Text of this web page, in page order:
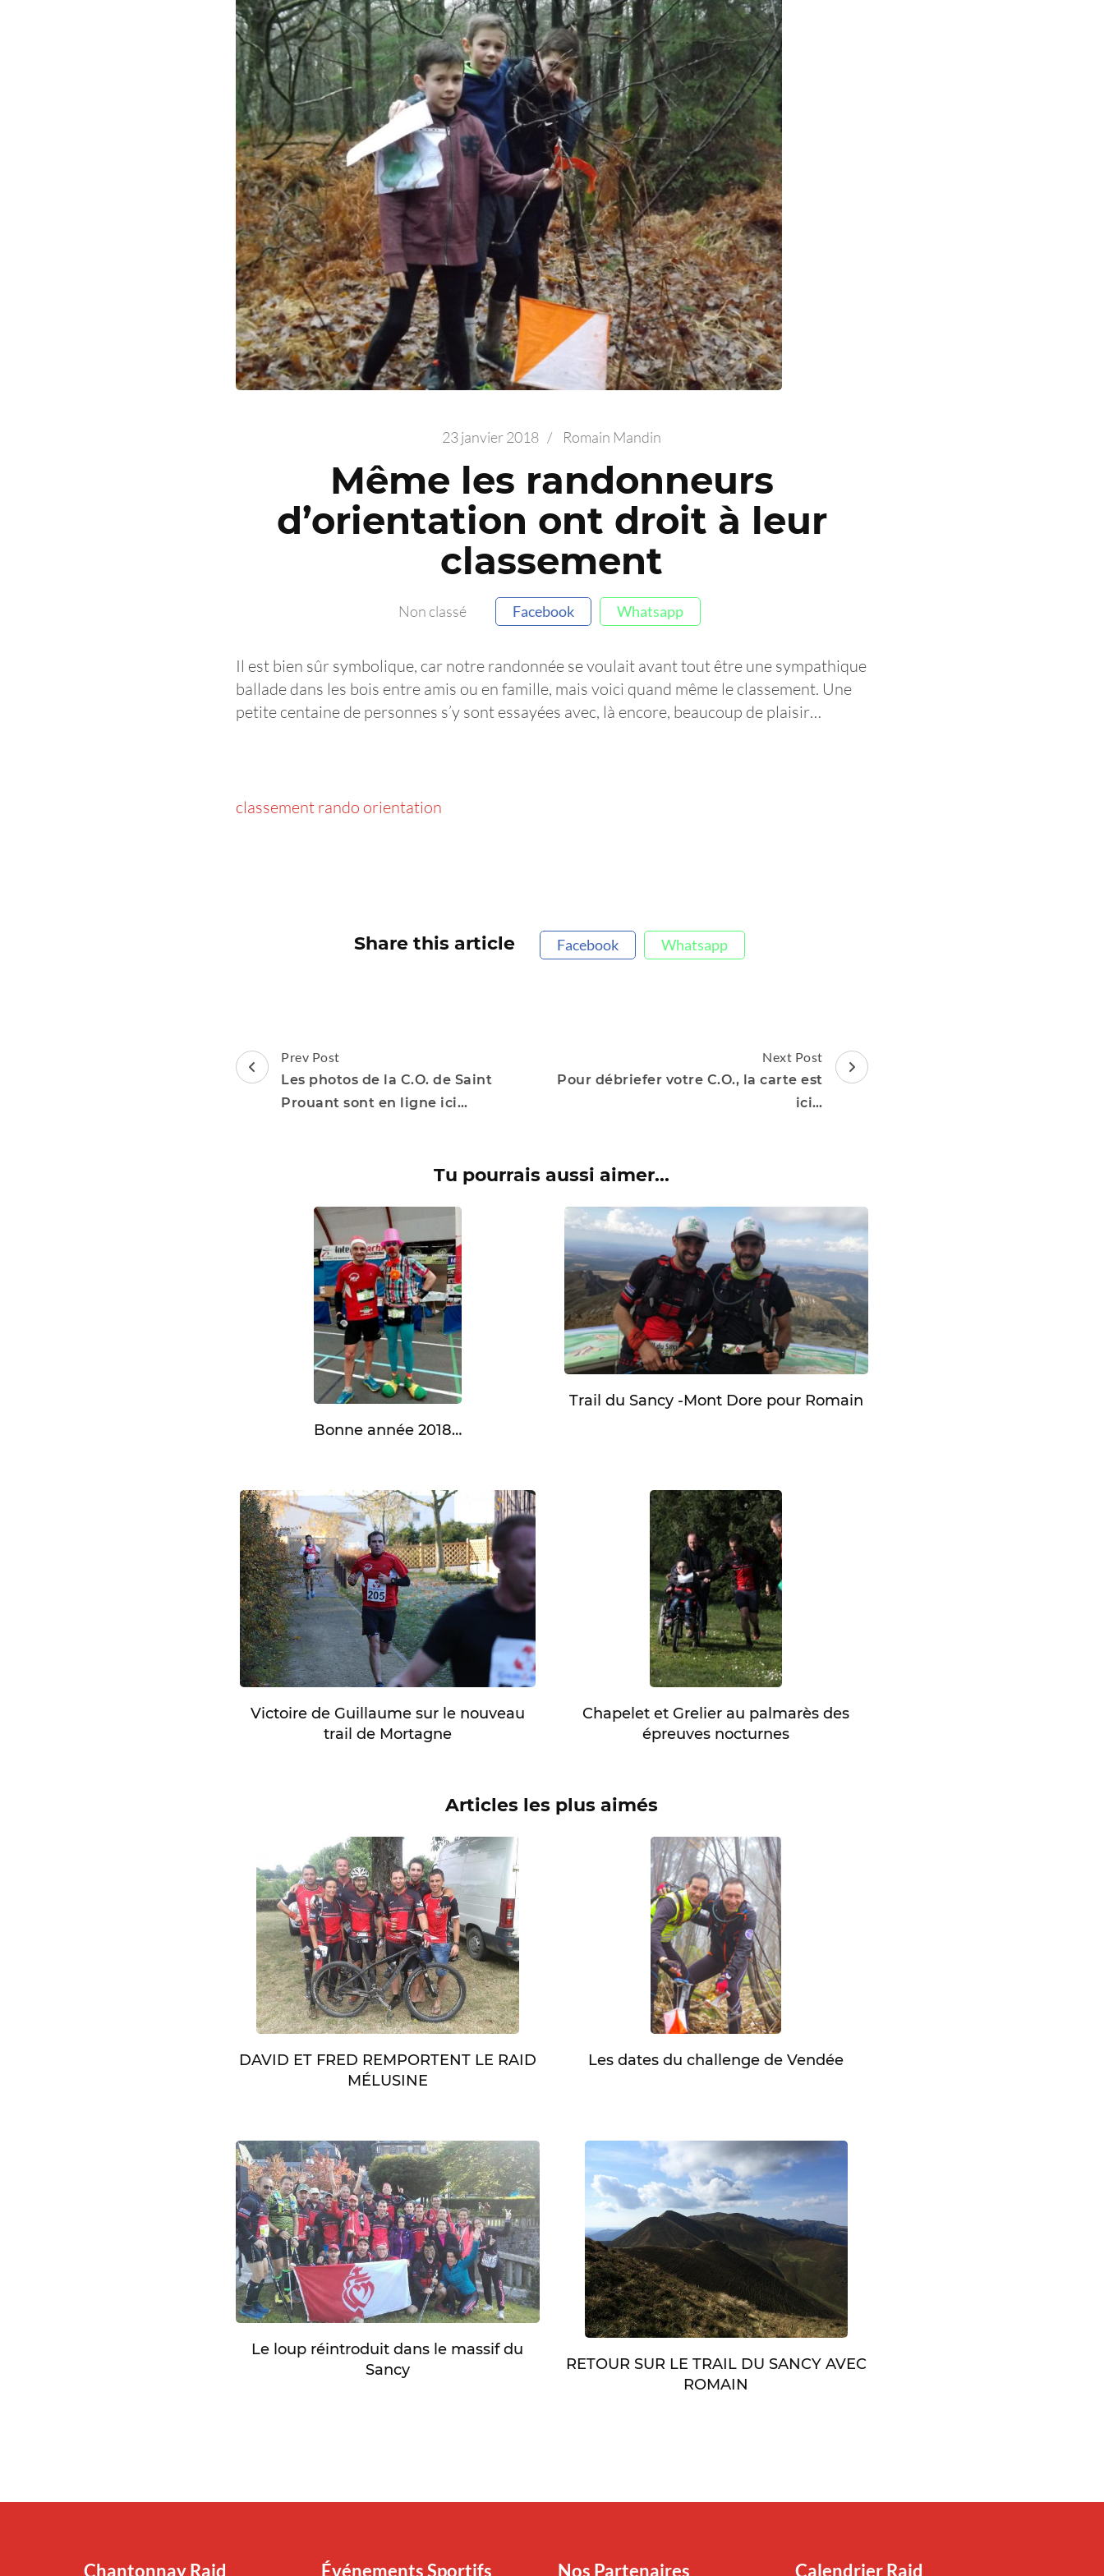
23 janvier 2018 / Romain Mandin
Même les randonneurs
d’orientation ont droit à leur
classement
Non classé Facebook Whatsapp
Il est bien sûr symbolique, car notre randonnée se voulait avant tout être une sympathique
ballade dans les bois entre amis ou en famille, mais voici quand même le classement. Une
petite centaine de personnes s’y sont essayées avec, là encore, beaucoup de plaisir…
classement rando orientation
Share this article Facebook Whatsapp
Post
Navigation
Prev Post
Les photos de la C.O. de Saint
Prouant sont en ligne ici…
Next Post
Pour débriefer votre C.O., la carte est
ici…
Tu pourrais aussi aimer...
Bonne année 2018…
Trail du Sancy -Mont Dore pour Romain
Victoire de Guillaume sur le nouveau
trail de Mortagne
Chapelet et Grelier au palmarès des
épreuves nocturnes
Articles les plus aimés
DAVID ET FRED REMPORTENT LE RAID
MÉLUSINE
Les dates du challenge de Vendée
Le loup réintroduit dans le massif du
Sancy
RETOUR SUR LE TRAIL DU SANCY AVEC
ROMAIN
Chantonnay Raid Événements Sportifs Nos Partenaires Calendrier Raid